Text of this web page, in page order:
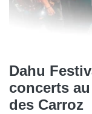
Dahu
concerts
des Carroz